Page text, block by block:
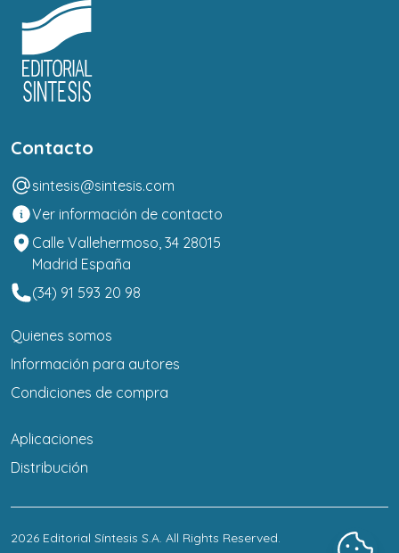
Contacto
sintesis@sintesis.com
Ver información de contacto
Calle Vallehermoso, 34 28015
Madrid España
(34) 91 593 20 98
Quienes somos
Información para autores
Condiciones de compra
Aplicaciones
Distribución
2026 Editorial Síntesis S.A. All Rights Reserved.